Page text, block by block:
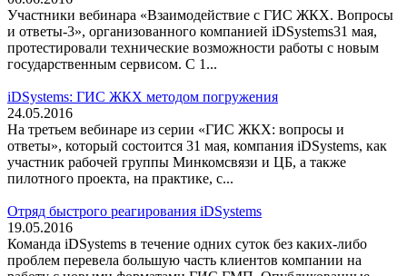
Участники вебинара «Взаимодействие с ГИС ЖКХ. Вопросы
и ответы-3», организованного компанией iDSystems31 мая,
протестировали технические возможности работы с новым
государственным сервисом. С 1...
iDSystems: ГИС ЖКХ методом погружения
24.05.2016
На третьем вебинаре из серии «ГИС ЖКХ: вопросы и
ответы», который состоится 31 мая, компания iDSystems, как
участник рабочей группы Минкомсвязи и ЦБ, а также
пилотного проекта, на практике, с...
Отряд быстрого реагирования iDSystems
19.05.2016
Команда iDSystems в течение одних суток без каких-либо
проблем перевела большую часть клиентов компании на